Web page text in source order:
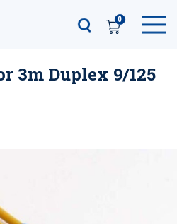
0
3m Duplex 9/125